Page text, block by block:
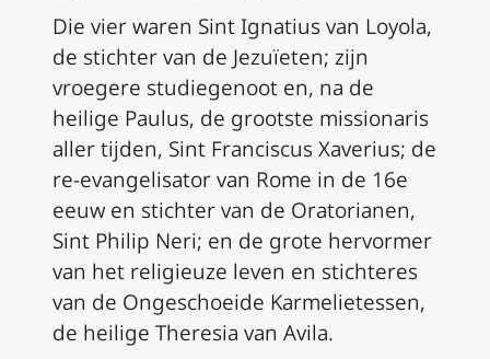
Die vier waren Sint Ignatius van Loyola,
de stichter van de Jezuïeten; zijn
vroegere studiegenoot en, na de
heilige Paulus, de grootste missionaris
aller tijden, Sint Franciscus Xaverius; de
re-evangelisator van Rome in de 16e
eeuw en stichter van de Oratorianen,
Sint Philip Neri; en de grote hervormer
van het religieuze leven en stichteres
van de Ongeschoeide Karmelietessen,
de heilige Theresia van Avila.